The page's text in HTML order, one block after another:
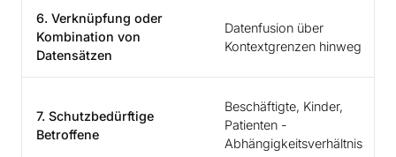
6. Verknüpfung oder
Kombination von
Datensätzen
Datenfusion über
Kontextgrenzen hinweg
7. Schutzbedürftige
Betroffene
Beschäftigte, Kinder,
Patienten -
Abhängigkeitsverhältnis